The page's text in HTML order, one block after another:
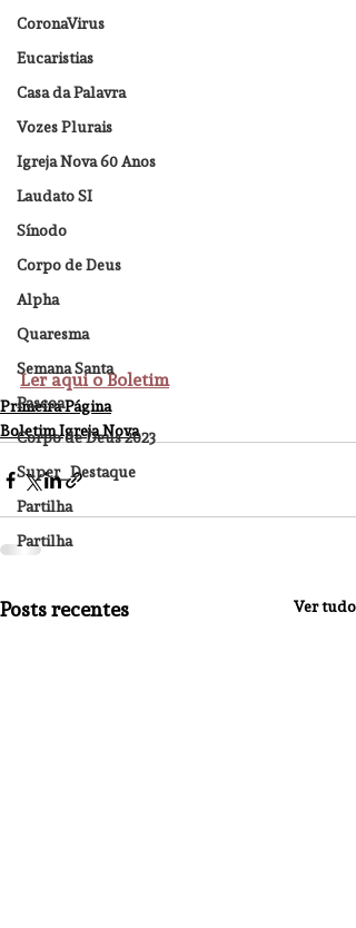
CoronaVirus
Eucaristias
Casa da Palavra
Vozes Plurais
Igreja Nova 60 Anos
Laudato SI
Sínodo
Corpo de Deus
Alpha
Quaresma
Semana Santa
Pascoa
Corpo de Deus 2023
Super_Destaque
Partilha
Partilha
Ler aqui o Boletim
Primeira Página
Boletim Igreja Nova
Posts recentes Ver tudo